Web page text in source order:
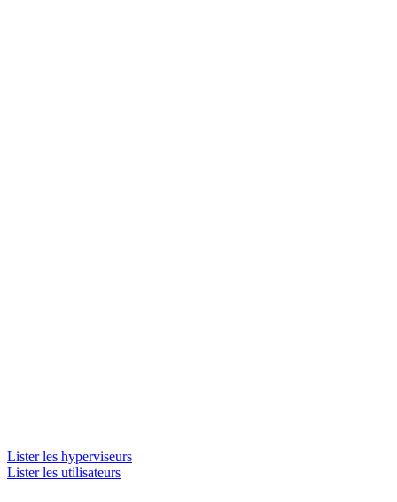
Lister les hyperviseurs
Lister les utilisateurs